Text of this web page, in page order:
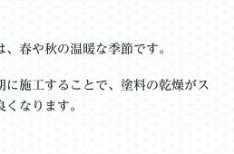
春や秋の温暖な季節です。
施工することで、塗料の乾燥がス
なります。